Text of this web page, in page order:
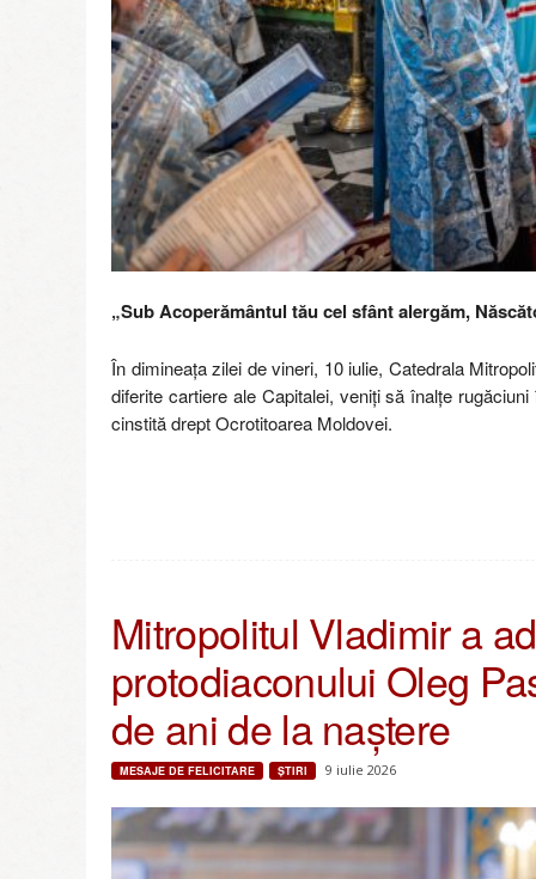
„Sub Acoperământul tău cel sfânt alergăm,
În dimineața zilei de vineri, 10 iulie, Catedrala
diferite cartiere ale Capitalei, veniți să înalțe
cinstită drept Ocrotitoarea Moldovei.
Mitropolitul Vladimir a
protodiaconului Oleg
de ani de la naștere
MESAJE DE FELICITARE ŞTIRI 9 iulie 2026